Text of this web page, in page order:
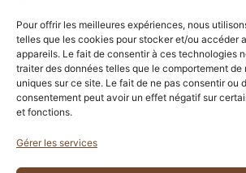
Pour offrir les meilleures expériences, nous
telles que les cookies pour stocker et/ou accéder
appareils. Le fait de consentir à ces technologies
traiter des données telles que le comportement de
uniques sur ce site. Le fait de ne pas consentir ou
consentement peut avoir un effet négatif sur
et fonctions.
Gérer les services
Jard-
sur-
Mer
de
fleurs
Avis
de
décès